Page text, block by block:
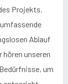
Projekts.
Ablauf
unseren
um